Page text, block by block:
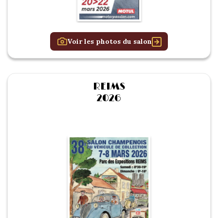
Voir les photos du salon
REIMS
2026